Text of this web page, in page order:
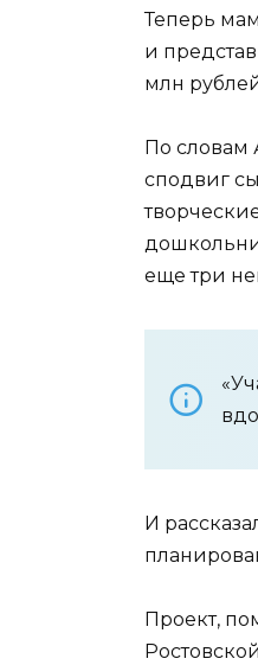
Теперь
и
млн
По словам
сподвиг
еще три
И
Проект,